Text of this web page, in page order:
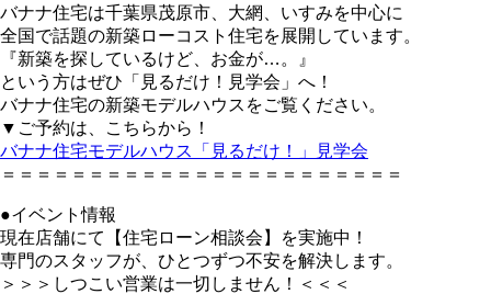
バナナ住宅は千葉県茂原市、大網、いすみを中心に
全国で話題の新築ローコスト住宅を展開しています。
『新築を探しているけど、お金が…。』
という方はぜひ「見るだけ！見学会」へ！
バナナ住宅の新築モデルハウスをご覧ください。
▼ご予約は、こちらから！
バナナ住宅モデルハウス「見るだけ！」見学会
＝＝＝＝＝＝＝＝＝＝＝＝＝＝＝＝＝＝＝＝＝＝＝
●イベント情報
現在店舗にて【住宅ローン相談会】を実施中！
専門のスタッフが、ひとつずつ不安を解決します。
＞＞＞しつこい営業は一切しません！＜＜＜